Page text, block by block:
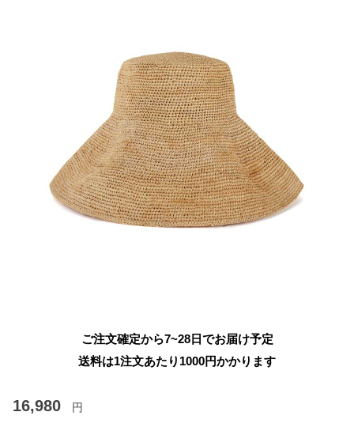
ご注文確定から7~28日でお届け予定
送料は1注文あたり 1000円かかります
16,980 円